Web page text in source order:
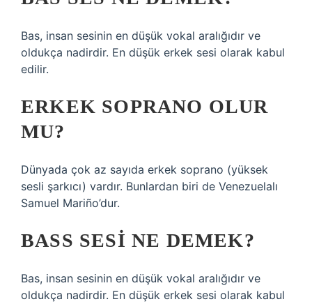
Bas, insan sesinin en düşük vokal aralığıdır ve
oldukça nadirdir. En düşük erkek sesi olarak kabul
edilir.
ERKEK SOPRANO OLUR
MU?
Dünyada çok az sayıda erkek soprano (yüksek
sesli şarkıcı) vardır. Bunlardan biri de Venezuelalı
Samuel Mariño’dur.
BASS SESI NE DEMEK?
Bas, insan sesinin en düşük vokal aralığıdır ve
oldukça nadirdir. En düşük erkek sesi olarak kabul